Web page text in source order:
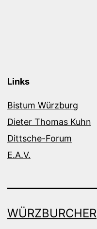
Links
Bistum Würzburg
Dieter Thomas Kuhn
Dittsche-Forum
E.A.V.
WÜRZBURCHER